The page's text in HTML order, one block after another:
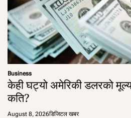
Business
केही घट्यो अमेरिकी डलरको
कति?
August 8, 2026डिजिटल खबर